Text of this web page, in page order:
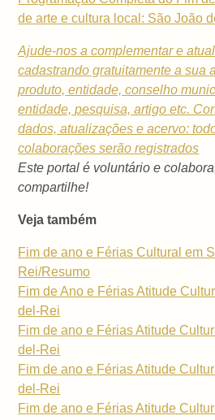
de arte e cultura local: São João
Ajude-nos a complementar e
cadastrando gratuitamente a sua
produto, entidade, conselho
entidade, pesquisa, artigo etc.
dados, atualizações e acervo:
colaborações serão registrados
Este portal é voluntário e
compartilhe!
Veja também
Fim de ano e Férias Cultural em
Rei/Resumo
Fim de Ano e Férias Atitude
del-Rei
Fim de ano e Férias Atitude
del-Rei
Fim de ano e Férias Atitude
del-Rei
Fim de ano e Férias Atitude